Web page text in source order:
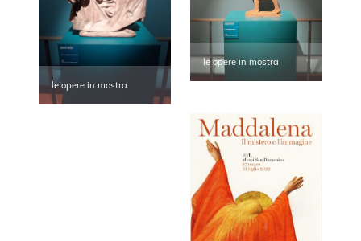
le opere in mostra
le opere in mostra